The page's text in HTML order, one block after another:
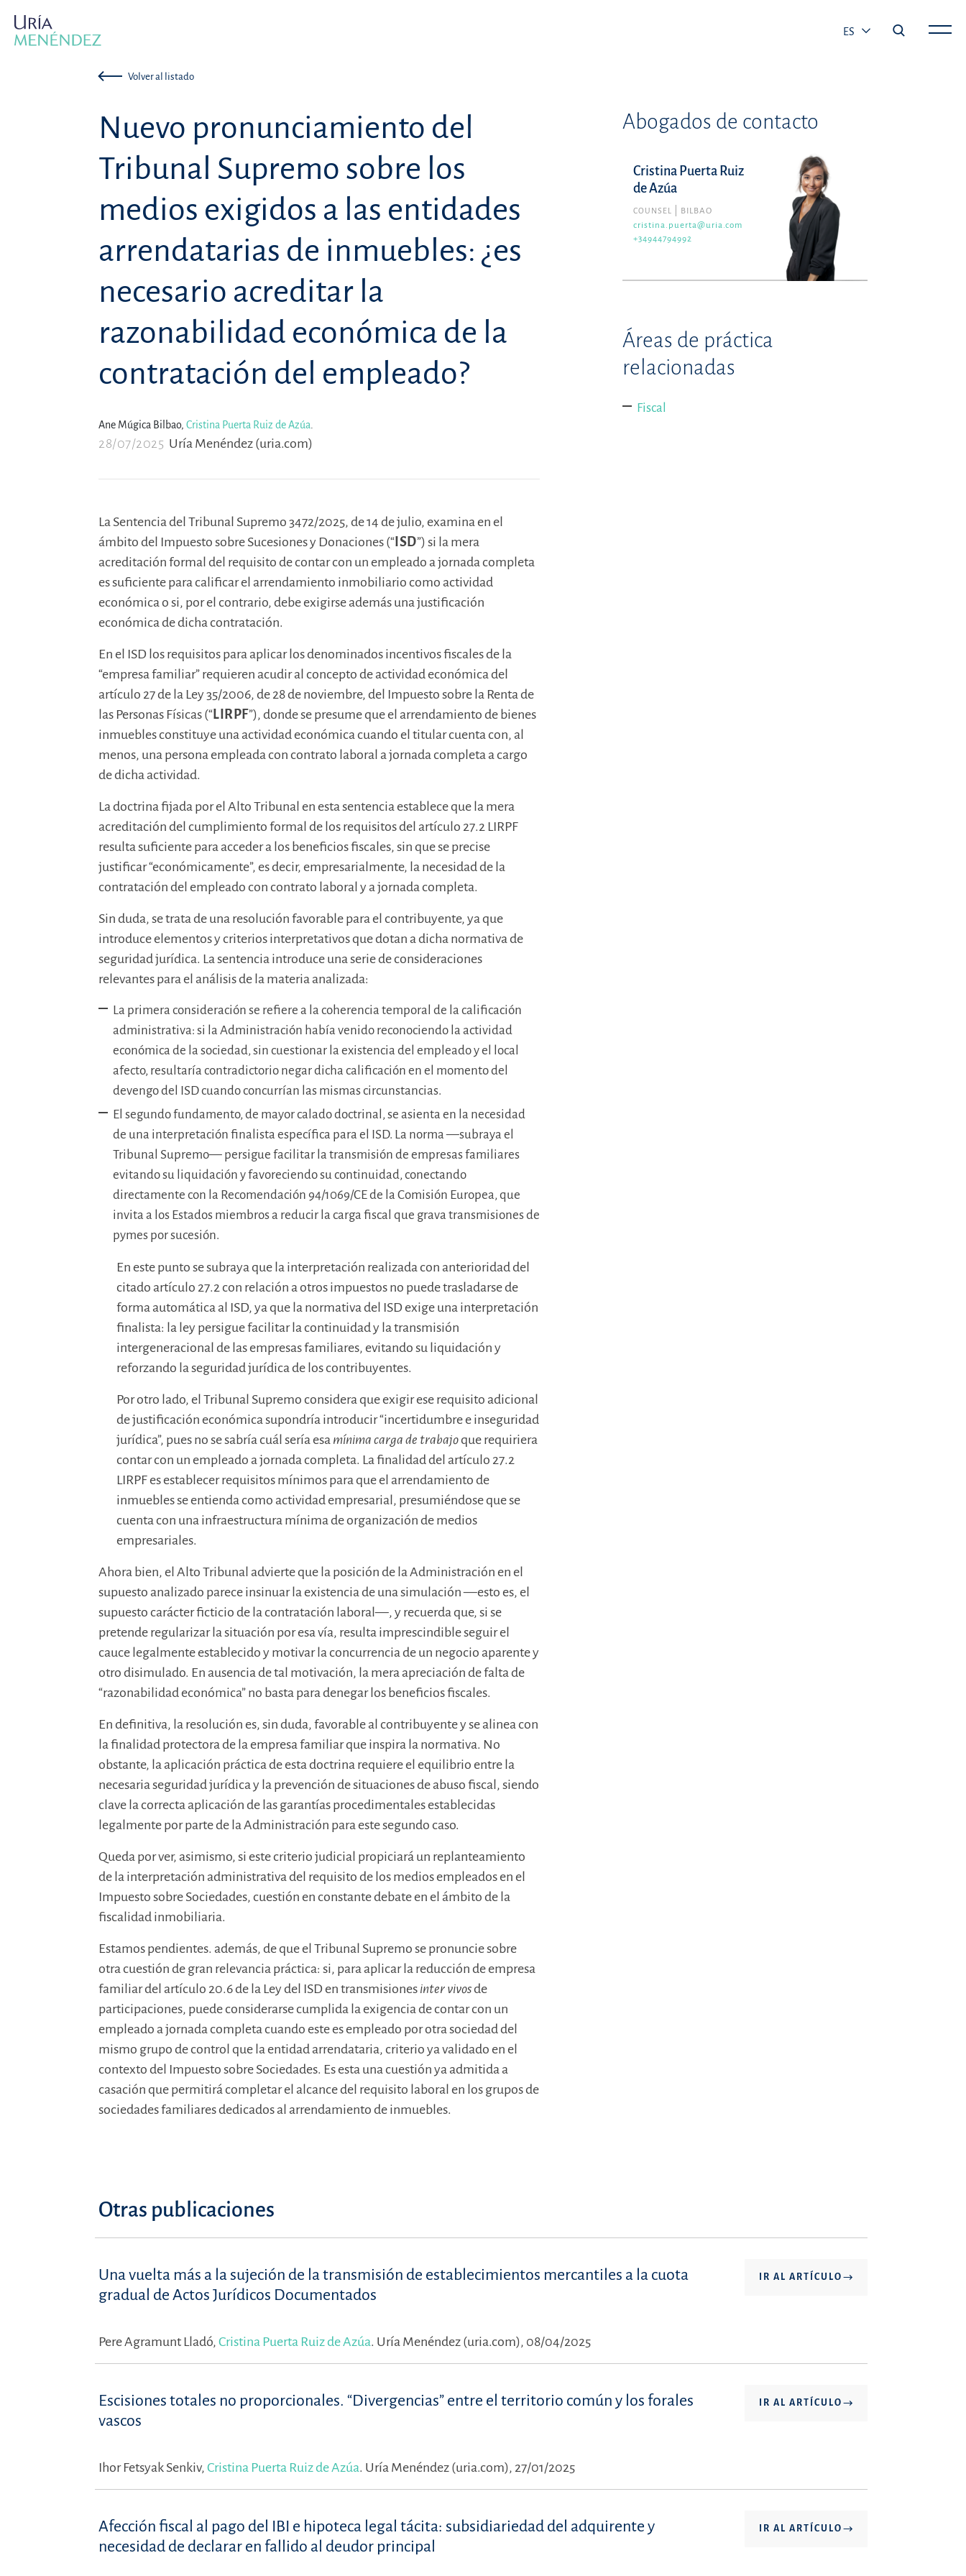
ES
Volver al listado
Nuevo pronunciamiento del
Tribunal Supremo sobre los
medios exigidos a las entidades
arrendatarias de inmuebles: ¿es
necesario acreditar la
razonabilidad económica de la
contratación del empleado?
Ane Múgica Bilbao, Cristina Puerta Ruiz de Azúa.
28/07/2025 Uría Menéndez (uria.com)
La Sentencia del Tribunal Supremo 3472/2025, de 14 de julio, examina en el
ámbito del Impuesto sobre Sucesiones y Donaciones (“ ISD”) si la mera
acreditación formal del requisito de contar con un empleado a jornada completa
es suficiente para calificar el arrendamiento inmobiliario como actividad
económica o si, por el contrario, debe exigirse además una justificación
económica de dicha contratación.
En el ISD los requisitos para aplicar los denominados incentivos fiscales de la
“empresa familiar” requieren acudir al concepto de actividad económica del
artículo 27 de la Ley 35/2006, de 28 de noviembre, del Impuesto sobre la Renta de
las Personas Físicas (“ LIRPF”), donde se presume que el arrendamiento de bienes
inmuebles constituye una actividad económica cuando el titular cuenta con, al
menos, una persona empleada con contrato laboral a jornada completa a cargo
de dicha actividad.
La doctrina fijada por el Alto Tribunal en esta sentencia establece que la mera
acreditación del cumplimiento formal de los requisitos del artículo 27.2 LIRPF
resulta suficiente para acceder a los beneficios fiscales, sin que se precise
justificar “económicamente”, es decir, empresarialmente, la necesidad de la
contratación del empleado con contrato laboral y a jornada completa.
Sin duda, se trata de una resolución favorable para el contribuyente, ya que
introduce elementos y criterios interpretativos que dotan a dicha normativa de
seguridad jurídica. La sentencia introduce una serie de consideraciones
relevantes para el análisis de la materia analizada:
La primera consideración se refiere a la coherencia temporal de la calificación
administrativa: si la Administración había venido reconociendo la actividad
económica de la sociedad, sin cuestionar la existencia del empleado y el local
afecto, resultaría contradictorio negar dicha calificación en el momento del
devengo del ISD cuando concurrían las mismas circunstancias.
El segundo fundamento, de mayor calado doctrinal, se asienta en la necesidad
de una interpretación finalista específica para el ISD. La norma —subraya el
Tribunal Supremo— persigue facilitar la transmisión de empresas familiares
evitando su liquidación y favoreciendo su continuidad, conectando
directamente con la Recomendación 94/1069/CE de la Comisión Europea, que
invita a los Estados miembros a reducir la carga fiscal que grava transmisiones de
pymes por sucesión.
En este punto se subraya que la interpretación realizada con anterioridad del
citado artículo 27.2 con relación a otros impuestos no puede trasladarse de
forma automática al ISD, ya que la normativa del ISD exige una interpretación
finalista: la ley persigue facilitar la continuidad y la transmisión
intergeneracional de las empresas familiares, evitando su liquidación y
reforzando la seguridad jurídica de los contribuyentes.
Por otro lado, el Tribunal Supremo considera que exigir ese requisito adicional
de justificación económica supondría introducir “incertidumbre e inseguridad
jurídica”, pues no se sabría cuál sería esa mínima carga de trabajoque requiriera
contar con un empleado a jornada completa. La finalidad del artículo 27.2
LIRPF es establecer requisitos mínimos para que el arrendamiento de
inmuebles se entienda como actividad empresarial, presumiéndose que se
cuenta con una infraestructura mínima de organización de medios
empresariales.
Ahora bien, el Alto Tribunal advierte que la posición de la Administración en el
supuesto analizado parece insinuar la existencia de una simulación —esto es, el
supuesto carácter ficticio de la contratación laboral—, y recuerda que, si se
pretende regularizar la situación por esa vía, resulta imprescindible seguir el
cauce legalmente establecido y motivar la concurrencia de un negocio aparente y
otro disimulado. En ausencia de tal motivación, la mera apreciación de falta de
“razonabilidad económica” no basta para denegar los beneficios fiscales.
En definitiva, la resolución es, sin duda, favorable al contribuyente y se alinea con
la finalidad protectora de la empresa familiar que inspira la normativa. No
obstante, la aplicación práctica de esta doctrina requiere el equilibrio entre la
necesaria seguridad jurídica y la prevención de situaciones de abuso fiscal, siendo
clave la correcta aplicación de las garantías procedimentales establecidas
legalmente por parte de la Administración para este segundo caso.
Queda por ver, asimismo, si este criterio judicial propiciará un replanteamiento
de la interpretación administrativa del requisito de los medios empleados en el
Impuesto sobre Sociedades, cuestión en constante debate en el ámbito de la
fiscalidad inmobiliaria.
Estamos pendientes. además, de que el Tribunal Supremo se pronuncie sobre
otra cuestión de gran relevancia práctica: si, para aplicar la reducción de empresa
familiar del artículo 20.6 de la Ley del ISD en transmisiones inter vivosde
participaciones, puede considerarse cumplida la exigencia de contar con un
empleado a jornada completa cuando este es empleado por otra sociedad del
mismo grupo de control que la entidad arrendataria, criterio ya validado en el
contexto del Impuesto sobre Sociedades. Es esta una cuestión ya admitida a
casación que permitirá completar el alcance del requisito laboral en los grupos de
sociedades familiares dedicados al arrendamiento de inmuebles.
Abogados de contacto
Cristina Puerta Ruiz
de Azúa
COUNSEL
BILBAO
cristina.puerta@uria.com
+34944794992
Áreas de práctica
relacionadas
Fiscal
Otras publicaciones
Una vuelta más a la sujeción de la transmisión de establecimientos mercantiles a la cuota
gradual de Actos Jurídicos Documentados
IR AL ARTÍCULO
Pere Agramunt Lladó, Cristina Puerta Ruiz de Azúa. Uría Menéndez (uria.com), 08/04/2025
Escisiones totales no proporcionales. “Divergencias” entre el territorio común y los forales
vascos
IR AL ARTÍCULO
Ihor Fetsyak Senkiv, Cristina Puerta Ruiz de Azúa. Uría Menéndez (uria.com), 27/01/2025
Afección fiscal al pago del IBI e hipoteca legal tácita: subsidiariedad del adquirente y
necesidad de declarar en fallido al deudor principal
IR AL ARTÍCULO